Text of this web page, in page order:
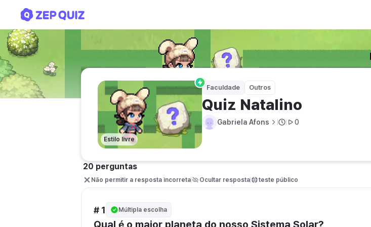
Estilo livre
Faculdade Outros
Quiz Natalino
Gabriela Afons 0
20 perguntas
Não permitir a resposta incorreta Ocultar resposta teste público
# 1 Múltipla escolha
Qual é o maior planeta do nosso Sistema Solar?